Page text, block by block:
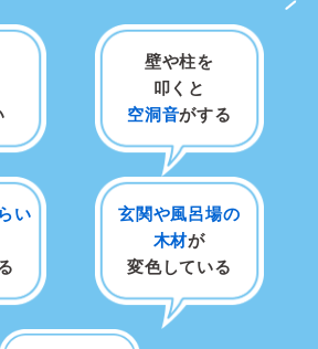
壁や柱を
叩くと
空洞音がする
い
玄関や風呂場の
木材が
変色している